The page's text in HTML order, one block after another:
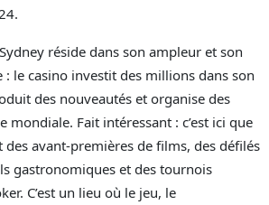
réside dans son ampleur et son
le casino investit des millions dans son
des nouveautés et organise des
mondiale. Fait intéressant : c’est ici que
avant-premières de films, des défilés
gastronomiques et des tournois
C’est un lieu où le jeu, le